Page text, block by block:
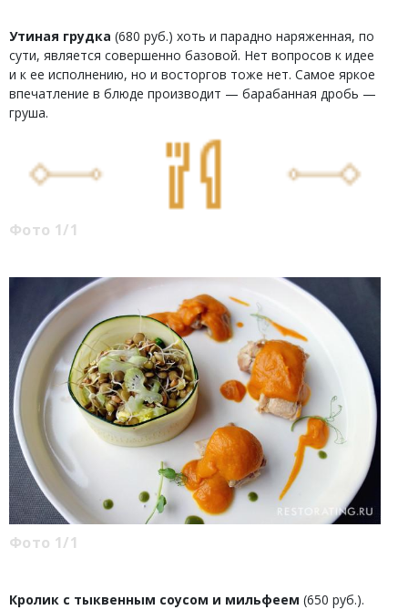
Утиная грудка (680 руб.) хоть и парадно наряженная, по
сути, является совершенно базовой. Нет вопросов к идее
и к ее исполнению, но и восторгов тоже нет. Самое яркое
впечатление в блюде производит — барабанная дробь —
груша.
Фото 1/1
Фото 1/1
Кролик с тыквенным соусом и мильфеем (650 руб.).